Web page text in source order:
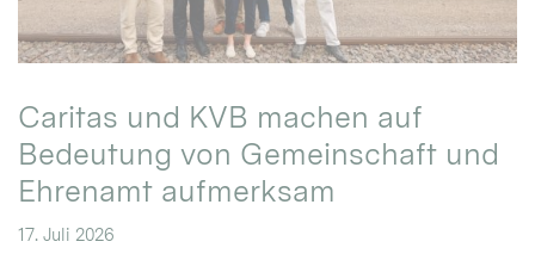
Caritas und KVB machen auf
Bedeutung von Gemeinschaft und
Ehrenamt aufmerksam
17. Juli 2026